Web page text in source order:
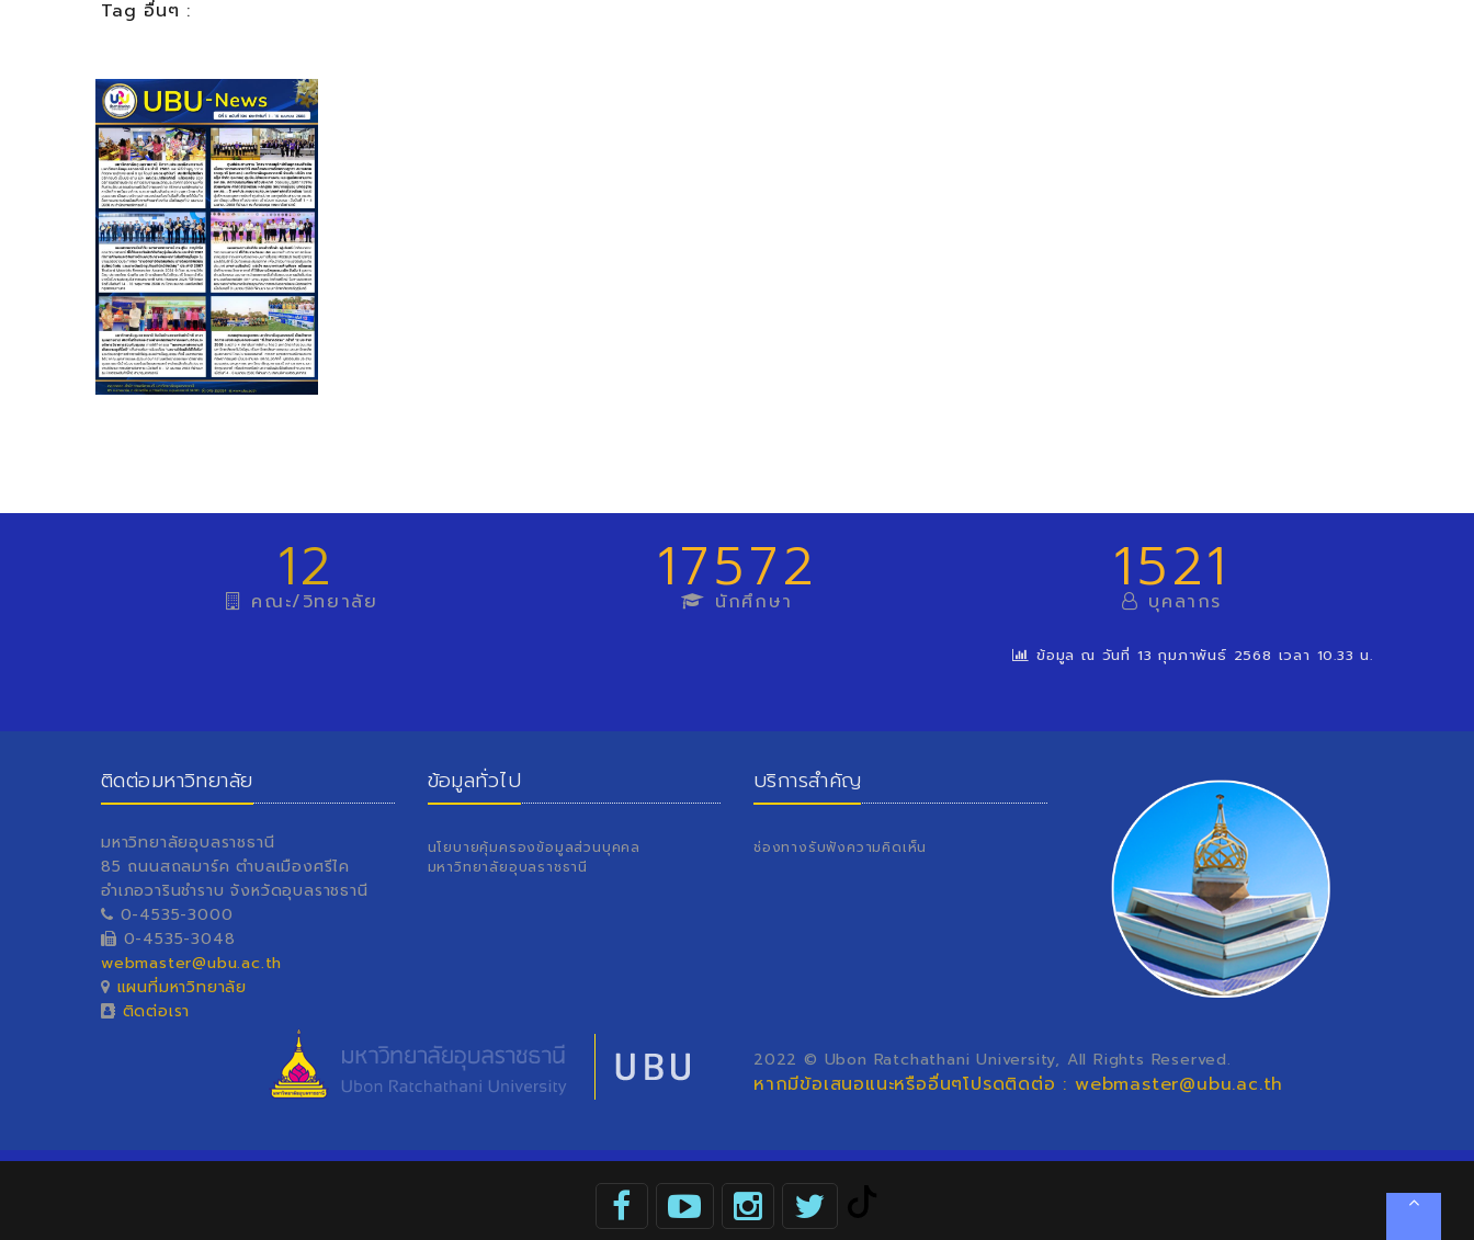
Tag อื่นๆ :
12
คณะ/วิทยาลัย 17572
นักศึกษา 1521
บุคลากร
ข้อมูล ณ วันที่ 13 กุมภาพันธ์ 2568 เวลา 10.33 น.
ติดต่อมหาวิทยาลัย
มหาวิทยาลัยอุบลราชธานี
85 ถนนสถลมาร์ค ตำบลเมืองศรีไค
อำเภอวารินชำราบ จังหวัดอุบลราชธานี
0-4535-3000
0-4535-3048
webmaster@ubu.ac.th
แผนที่มหาวิทยาลัย
ติดต่อเรา
ข้อมูลทั่วไป
นโยบายคุ้มครองข้อมูลส่วนบุคคล
มหาวิทยาลัยอุบลราชธานี
บริการสำคัญ
ช่องทางรับฟังความคิดเห็น
2022 © Ubon Ratchathani University, All Rights Reserved.
หากมีข้อเสนอแนะหรืออื่นๆโปรดติดต่อ : webmaster@ubu.ac.th